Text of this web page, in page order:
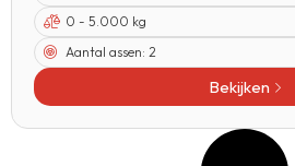
0 - 5.000 kg
Aantal assen: 2
Bekijken